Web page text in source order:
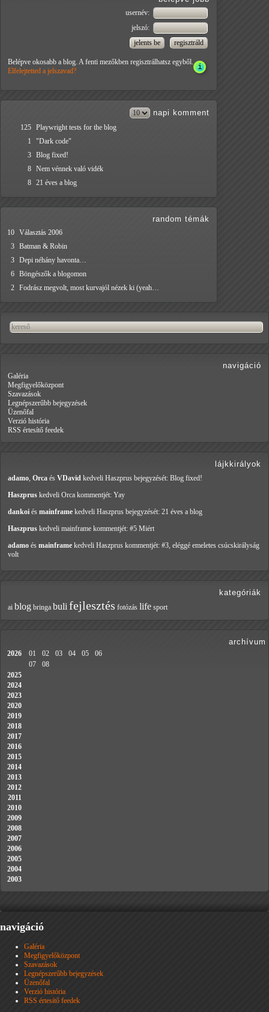
usernév:
jelszó:
Belépve okosabb a blog. A fenti mezőkben regisztrálhatsz egyből.
Elfelejtetted a jelszavad?
napi komment
125 Playwright tests for the blog
1
"Dark code"
3 Blog fixed!
8 Nem vénnek való vidék
8 21 éves a blog
random témák
10 Választás 2006
3 Batman & Robin
3 Depi néhány havonta…
6 Böngészők a blogomon
2 Fodrász megvolt, most kurvajól nézek ki (yeah…
navigáció
Galéria
Megfigyelőközpont
Szavazások
Legnépszerűbb bejegyzések
Üzenőfal
Verzió história
RSS értesítő feedek
lájkkirályok
adamo, Orca és VDavid kedveli Haszprus bejegyzését: Blog fixed!
Haszprus kedveli Orca kommentjét: Yay
dankoi és mainframe kedveli Haszprus bejegyzését: 21 éves a blog
Haszprus kedveli mainframe kommentjét: #5 Miért
adamo és mainframe kedveli Haszprus kommentjét: #3, eléggé emeletes csúcskirályság
volt
kategóriák
ai blog bringa buli fejlesztés fotózás life sport
archívum
2026 01 02 03 04 05
06
07
08
2025
2024
2023
2020
2019
2018
2017
2016
2015
2014
2013
2012
2011
2010
2009
2008
2007
2006
2005
2004
2003
navigáció
Galéria
Megfigyelőközpont
Szavazások
Legnépszerűbb bejegyzések
Üzenőfal
Verzió história
RSS értesítő feedek